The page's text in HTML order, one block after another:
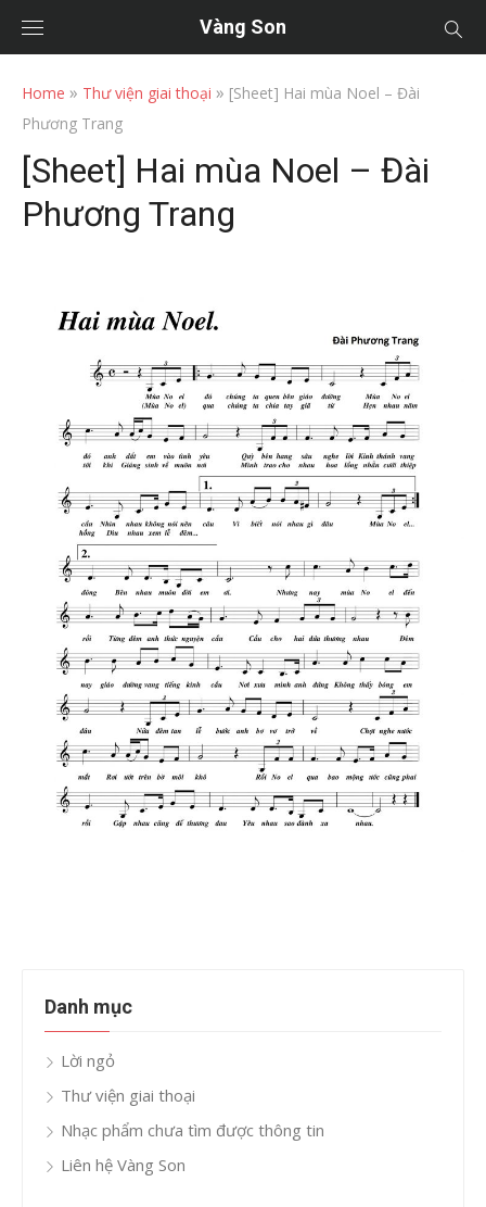
Vàng Son
Home » Thư viện giai thoại » [Sheet] Hai mùa Noel – Đài
Phương Trang
[Sheet] Hai mùa Noel – Đài
Phương Trang
Danh mục
Lời ngỏ
Thư viện giai thoại
Nhạc phẩm chưa tìm được thông tin
Liên hệ Vàng Son